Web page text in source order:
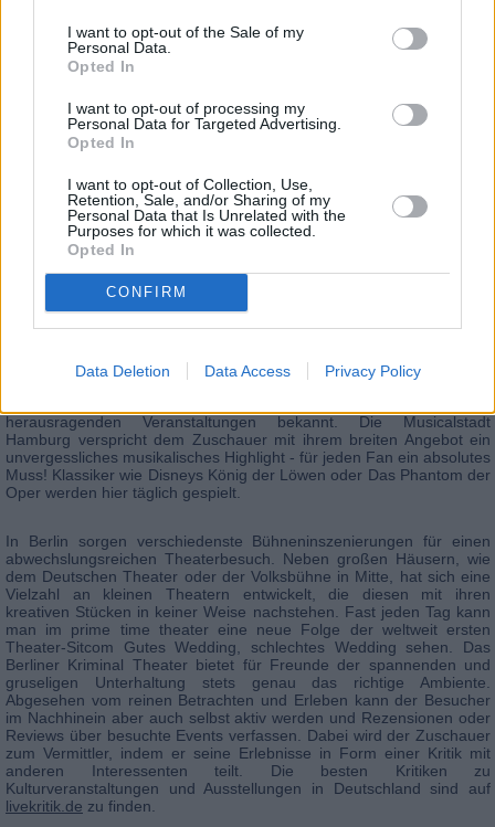
I want to opt-out of the Sale of my
Personal Data.
Opted In
I want to opt-out of processing my
Personal Data for Targeted Advertising.
Opted In
I want to opt-out of Collection, Use,
Retention, Sale, and/or Sharing of my
Personal Data that Is Unrelated with the
Purposes for which it was collected.
Opted In
CONFIRM
Data Deletion Data Access Privacy Policy
Kultur am Sa 8.8.
Sendungen zu Theater, Kunst und mehr
Die deutsche Kulturlandschaft ist äußerst vielfältig. Unzählige
Museen und Theaterhäuser laden Interessierte Tag für Tag zu ihren
Ausstellungen und Vorführungen ein. Ständig werden neue
Inszenierungen auf die Bühne gebracht, von klassisch bis modern.
Die vielen Sonderausstellungen zu bestimmten Themengebieten
runden das museale Angebot zusätzlich zu den Dauerausstellungen
ab. Auch Musikliebhaber kommen in Deutschland voll auf ihre
Kosten: ob Konzerte, Musicals oder ähnliche unterhaltsame Shows,
für jeden ist hier etwas dabei. Gerade bei musikalischen Events ist es
größeres Publikum erreichen können. Wer in einer großen Stadt wie
herausragenden Veranstaltungen bekannt. Die Musicalstadt
Hamburg verspricht dem Zuschauer mit ihrem breiten Angebot ein
unvergessliches musikalisches Highlight - für jeden Fan ein absolutes
Muss! Klassiker wie Disneys König der Löwen oder Das Phantom der
Oper werden hier täglich gespielt.
In Berlin sorgen verschiedenste Bühneninszenierungen für einen
abwechslungsreichen Theaterbesuch. Neben großen Häusern, wie
dem Deutschen Theater oder der Volksbühne in Mitte, hat sich eine
Vielzahl an kleinen Theatern entwickelt, die diesen mit ihren
kreativen Stücken in keiner Weise nachstehen. Fast jeden Tag kann
man im prime time theater eine neue Folge der weltweit ersten
Theater-Sitcom Gutes Wedding, schlechtes Wedding sehen. Das
Berliner Kriminal Theater bietet für Freunde der spannenden und
gruseligen Unterhaltung stets genau das richtige Ambiente.
Abgesehen vom reinen Betrachten und Erleben kann der Besucher
im Nachhinein aber auch selbst aktiv werden und Rezensionen oder
Reviews über besuchte Events verfassen. Dabei wird der Zuschauer
zum Vermittler, indem er seine Erlebnisse in Form einer Kritik mit
anderen Interessenten teilt. Die besten Kritiken zu
Kulturveranstaltungen und Ausstellungen in Deutschland sind auf
livekritik.de zu finden.